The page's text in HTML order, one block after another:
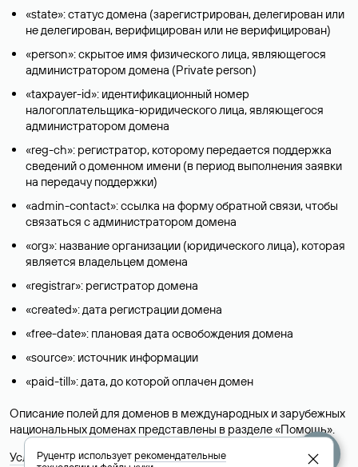
«state»: статус домена (зарегистрирован, делегирован или
не делегирован, верифицирован или не верифицирован)
«person»: скрытое имя физического лица, являющегося
администратором домена (Privatе person)
«taxpayer-id»: идентификационный номер
налогоплательщика-юридического лица, являющегося
администратором домена
«reg-ch»: регистратор, которому передается поддержка
сведений о доменном имени (в период выполнения заявки
на передачу поддержки)
«admin-contact»: ссылка на форму обратной связи, чтобы
связаться с администратором домена
«org»: название организации (юридического лица), которая
является владельцем домена
«registrar»: регистратор домена
«created»: дата регистрации домена
«free-date»: плановая дата освобождения домена
«source»: источник информации
«paid-till»: дата, до которой оплачен домен
Описание полей для доменов в международных и зарубежных
национальных доменах представлены в разделе «Помощь».
Условия использования Whois-сервиса
Руцентр используетрекомендательные